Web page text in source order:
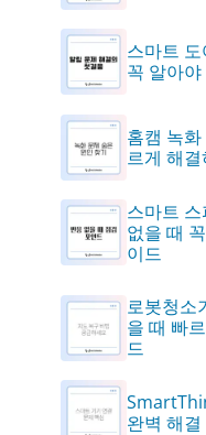
스마트
꼭 알아
홈캠 녹
르게 해
스마트
없을 때
이드
로봇청소
을 때 빠
드
완벽 해